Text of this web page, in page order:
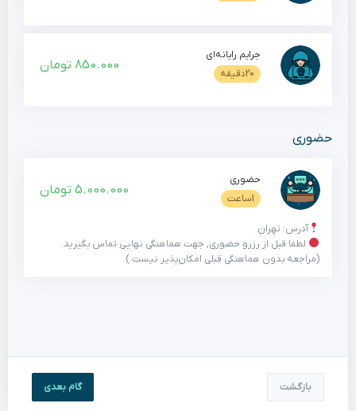
جرایم رایانه‌ای
20دقیقه
850.000 تومان
حضوری
حضوری
1ساعت
5.000.000 تومان
آدرس: تهران
لطفا قبل از رزرو حضوری, جهت هماهنگی نهایی تماس بگیرید.
(مراجعه بدون هماهنگی قبلی امکان‌پذیر نیست.)
بازگشت گام بعدی